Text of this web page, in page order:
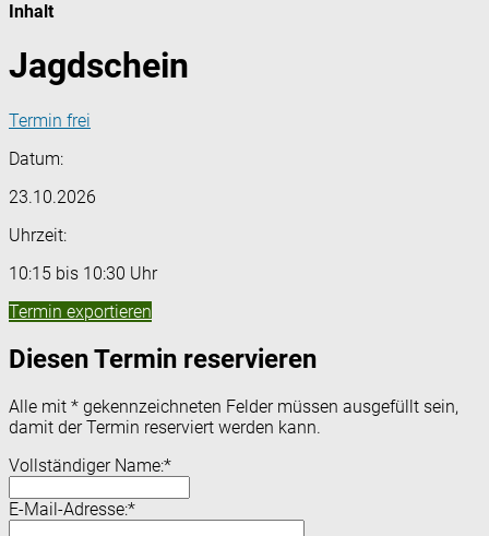
Inhalt
Jagdschein
Termin frei
Datum:
23.10.2026
Uhrzeit:
10:15 bis 10:30 Uhr
Termin exportieren
Diesen Termin reservieren
Alle mit * gekennzeichneten Felder müssen ausgefüllt sein,
damit der Termin reserviert werden kann.
Vollständiger Name:*
E-Mail-Adresse:*